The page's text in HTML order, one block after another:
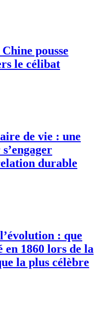
pousse
le célibat
de vie : une
durable
: que
en 1860 lors de la
la plus célèbre